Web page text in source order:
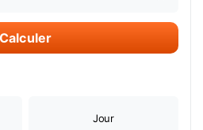
Calculer
Jour